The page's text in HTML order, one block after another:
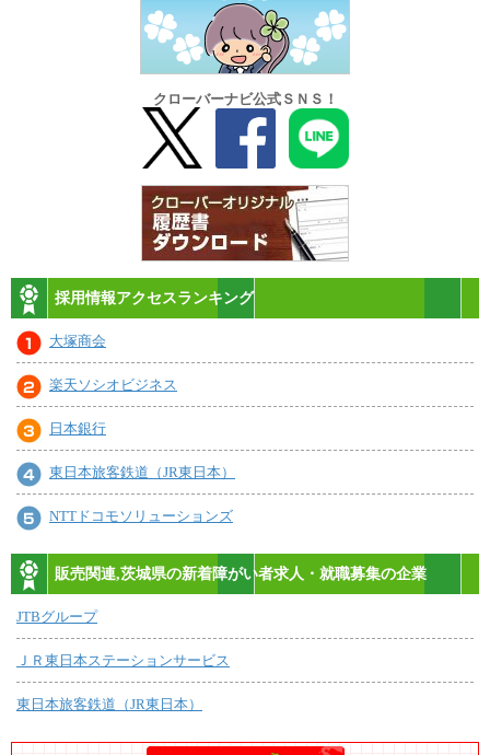
クローバーナビ公式ＳＮＳ！
採用情報アクセスランキング
大塚商会
楽天ソシオビジネス
日本銀行
東日本旅客鉄道（JR東日本）
NTTドコモソリューションズ
販売関連,茨城県の新着障がい者求人・就職募集の企業
JTBグループ
ＪＲ東日本ステーションサービス
東日本旅客鉄道（JR東日本）